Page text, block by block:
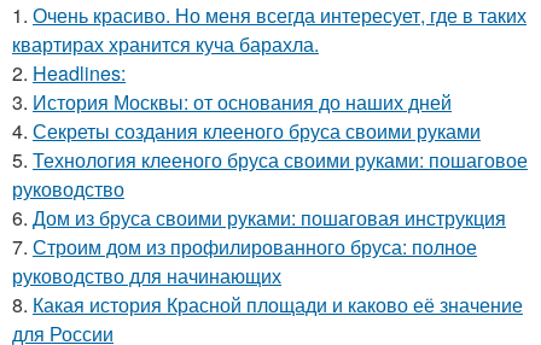
1. Очень красиво. Но меня всегда интересует, где в таких
квартирах хранится куча барахла.
2. Headlines:
3. История Москвы: от основания до наших дней
4. Секреты создания клееного бруса своими руками
5. Технология клееного бруса своими руками: пошаговое
руководство
6. Дом из бруса своими руками: пошаговая инструкция
7. Строим дом из профилированного бруса: полное
руководство для начинающих
8. Какая история Красной площади и каково её значение
для России